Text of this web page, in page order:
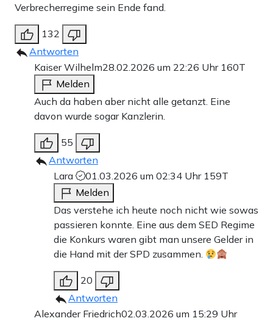
Verbrecherregime sein Ende fand.
132
Antworten
Kaiser Wilhelm28.02.2026 um 22:26 Uhr 160T
Melden
Auch da haben aber nicht alle getanzt. Eine
davon wurde sogar Kanzlerin.
55
Antworten
Lara
01.03.2026 um 02:34 Uhr 159T
Melden
Das verstehe ich heute noch nicht wie sowas
passieren konnte. Eine aus dem SED Regime
die Konkurs waren gibt man unsere Gelder in
die Hand mit der SPD zusammen.
20
Antworten
Alexander Friedrich02.03.2026 um 15:29 Uhr